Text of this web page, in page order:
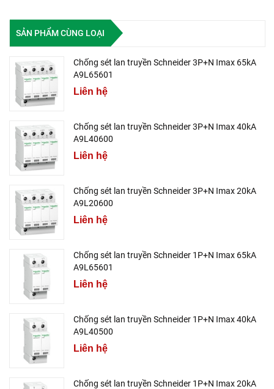
SẢN PHẨM CÙNG LOẠI
Chống sét lan truyền Schneider 3P+N Imax 65kA
A9L65601
Liên hệ
Chống sét lan truyền Schneider 3P+N Imax 40kA
A9L40600
Liên hệ
Chống sét lan truyền Schneider 3P+N Imax 20kA
A9L20600
Liên hệ
Chống sét lan truyền Schneider 1P+N Imax 65kA
A9L65601
Liên hệ
Chống sét lan truyền Schneider 1P+N Imax 40kA
A9L40500
Liên hệ
Chống sét lan truyền Schneider 1P+N Imax 20kA